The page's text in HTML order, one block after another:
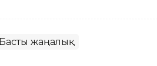
Басты жаңалық